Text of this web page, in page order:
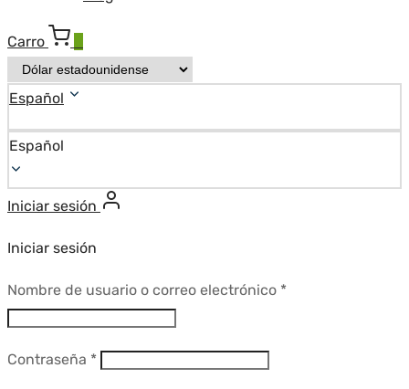
Carro
Español
Español
Iniciar sesión
Iniciar sesión
Nombre de usuario o correo electrónico *Requerido
Contraseña *Requerido